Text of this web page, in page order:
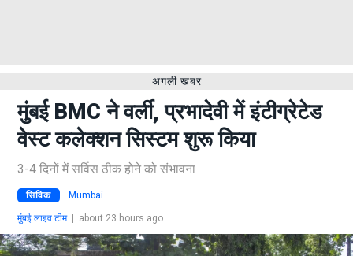
अगली खबर
मुंबई BMC ने वर्ली, प्रभादेवी में इंटीग्रेटेड
वेस्ट कलेक्शन सिस्टम शुरू किया
3-4 दिनों में सर्विस ठीक होने को संभावना
सिविक Mumbai
मुंबई लाइव टीम| about 23 hours ago